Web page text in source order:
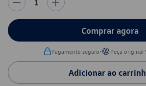
1
Comprar agora
Pagamento seguro• Peça original
Adicionar ao